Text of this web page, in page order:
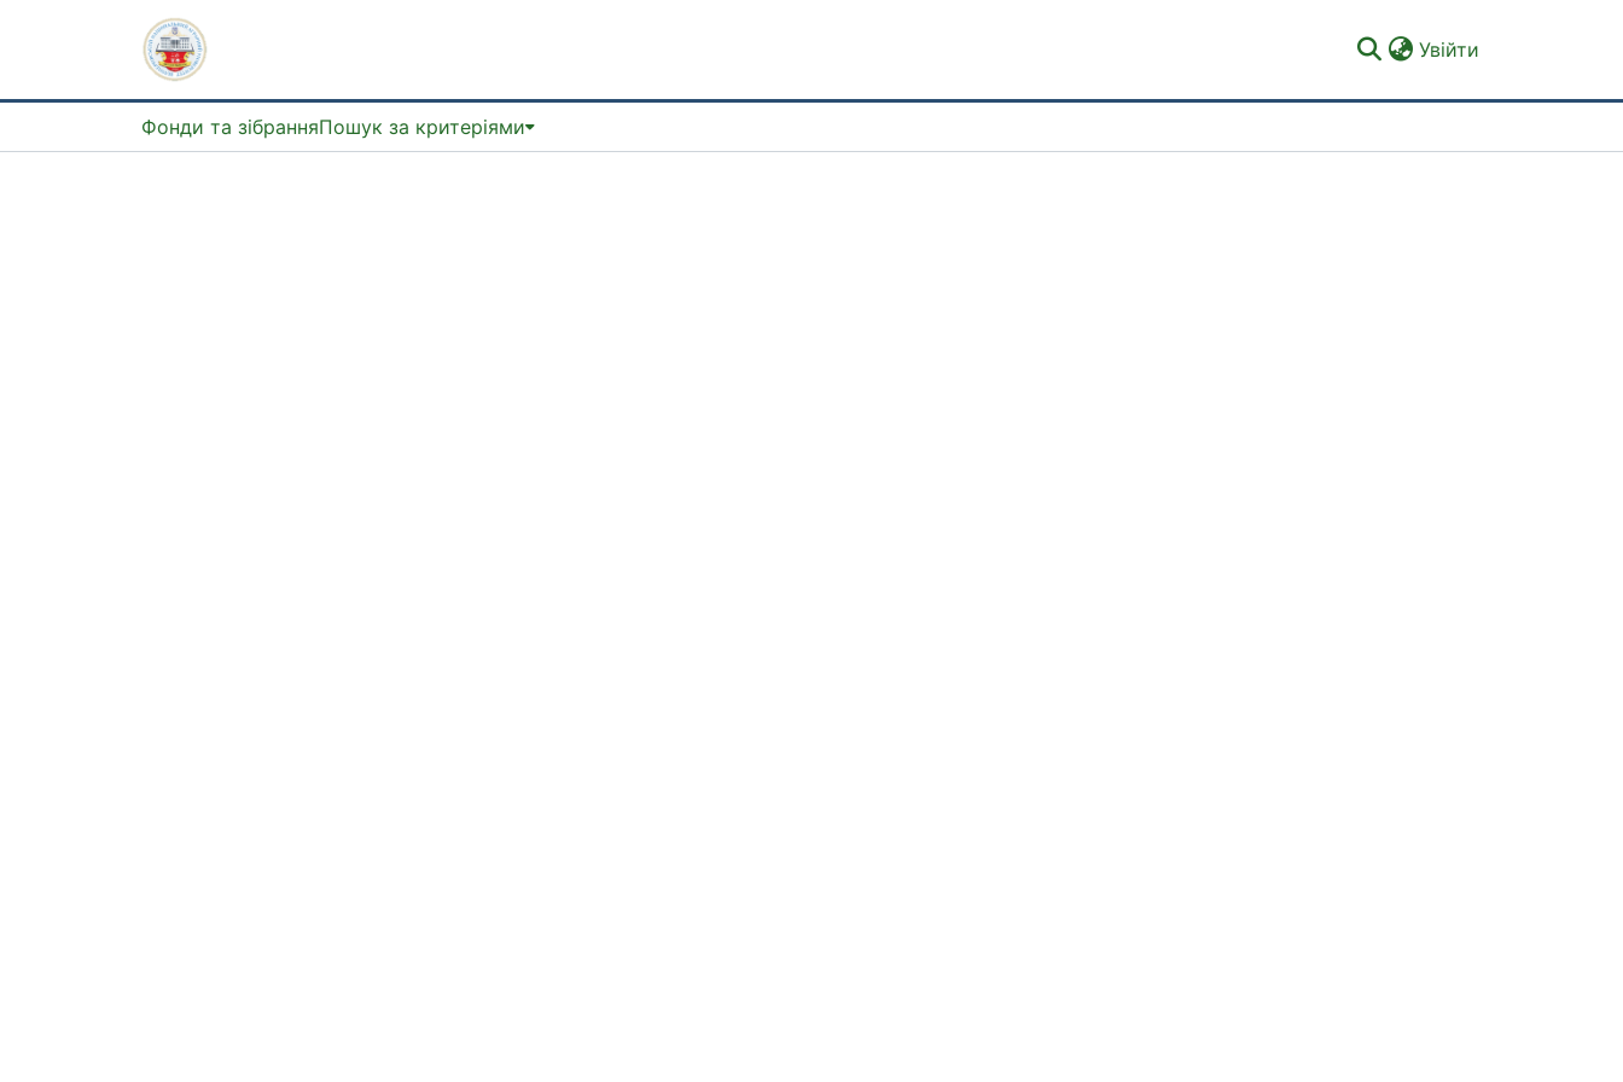
Увійти
Фонди та зібранняПошук за критеріями